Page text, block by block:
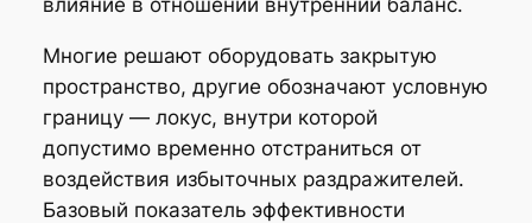
влияние в отношении внутренний баланс.
Многие решают оборудовать закрытую
пространство, другие обозначают условную
границу — локус, внутри которой
допустимо временно отстраниться от
воздействия избыточных раздражителей.
Базовый показатель эффективности